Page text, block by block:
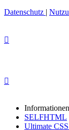
Datenschutz |
SELFHTML
Ultimate